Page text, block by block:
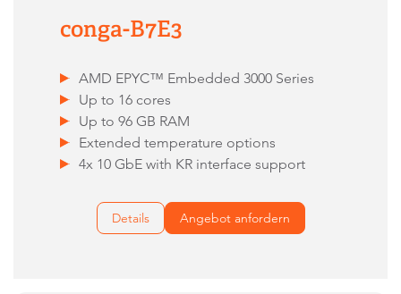
conga-B7E3
AMD EPYC™ Embedded 3000 Series
Up to 16 cores
Up to 96 GB RAM
Extended temperature options
4x 10 GbE with KR interface support
Details Angebot anfordern